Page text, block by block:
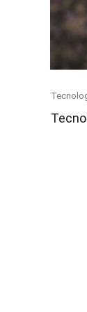
Category